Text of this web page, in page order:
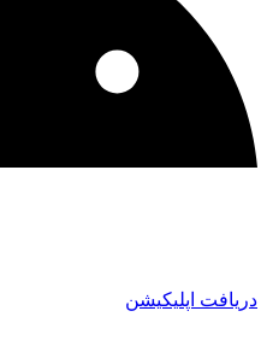
دریافت اپلیکیشن